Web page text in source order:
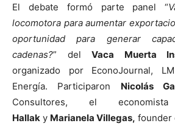
El debate formó parte panel “
locomotora para aumentar
oportunidad para generar
cadenas?” del Vaca Muerta
organizado por EconoJournal,
Energía. Participaron Nicolás
Consultores, el
Hallak y Marianela Villegas, founder